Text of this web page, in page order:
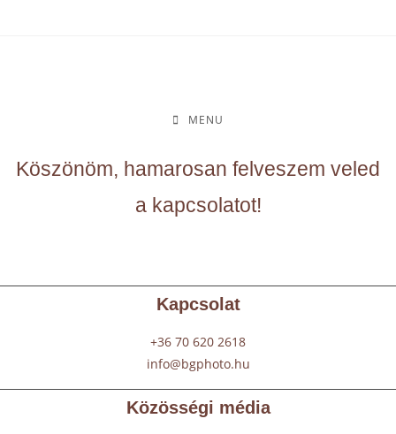
MENU
Köszönöm, hamarosan felveszem veled
a kapcsolatot!
Kapcsolat
+36 70 620 2618
info@bgphoto.hu
Közösségi média